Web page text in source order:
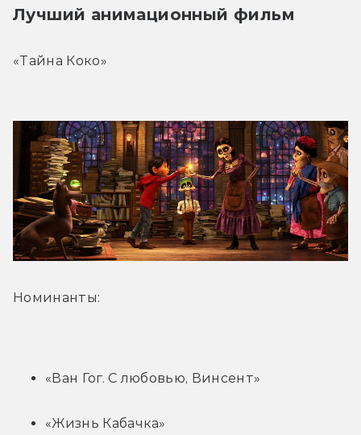
Лучший анимационный фильм
«Тайна Коко»
Номинанты:
«Ван Гог. С любовью, Винсент»
«Жизнь Кабачка»